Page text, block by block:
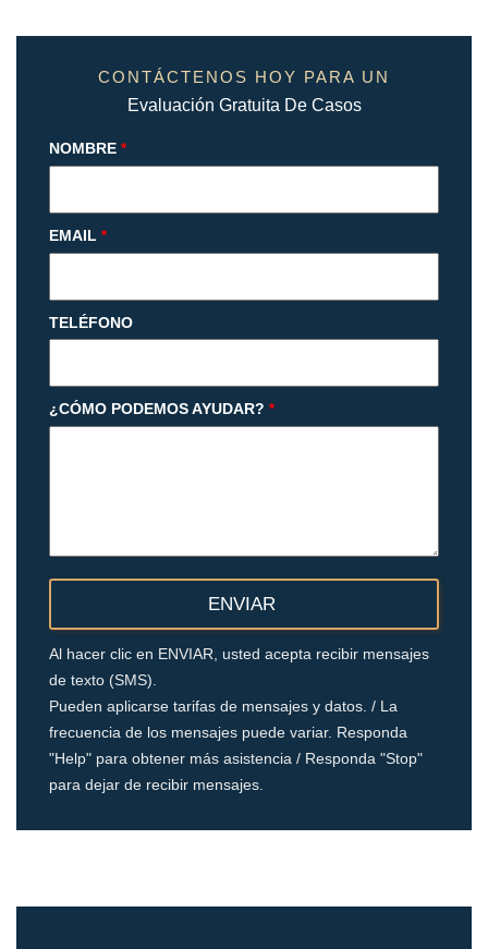
CONTÁCTENOS HOY PARA UN
Evaluación Gratuita De Casos
NOMBRE *
EMAIL *
TELÉFONO
¿CÓMO PODEMOS AYUDAR? *
Al hacer clic en ENVIAR, usted acepta recibir mensajes
de texto (SMS).
Pueden aplicarse tarifas de mensajes y datos. / La
frecuencia de los mensajes puede variar. Responda
"Help" para obtener más asistencia / Responda "Stop"
para dejar de recibir mensajes.